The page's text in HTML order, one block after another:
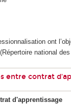
ont
national
entre contrat
d'apprentissage